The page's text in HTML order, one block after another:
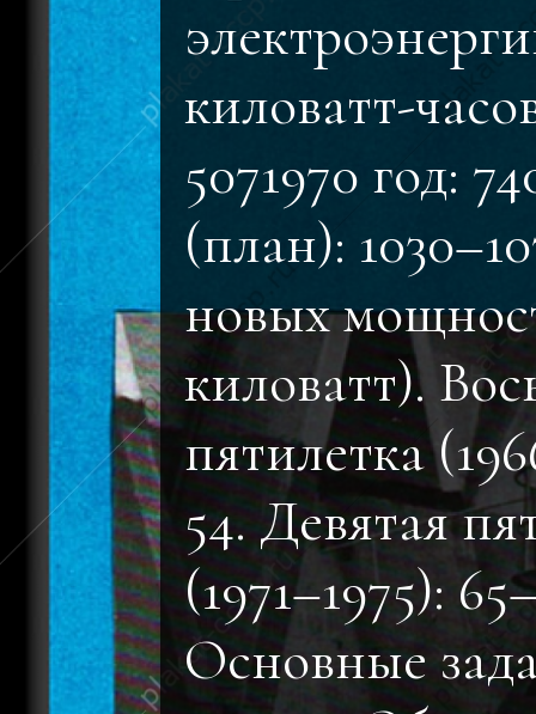
киловатт-
5071970 год:
(план):
новых
киловатт).
пятилетка
54. Девятая
(1971–1975):
Основные